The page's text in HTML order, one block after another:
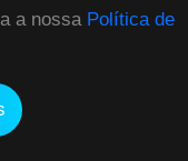
a nossa Política de
in Leadership &
for